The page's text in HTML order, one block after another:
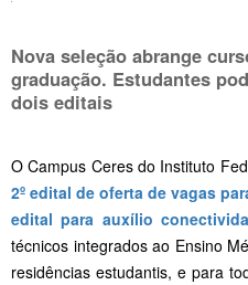
Nova seleção abrange
graduação. Estudantes
dois editais
O Campus Ceres do Instituto
2º edital de oferta de vagas
edital para auxílio
técnicos integrados ao Ensino
residências estudantis, e para